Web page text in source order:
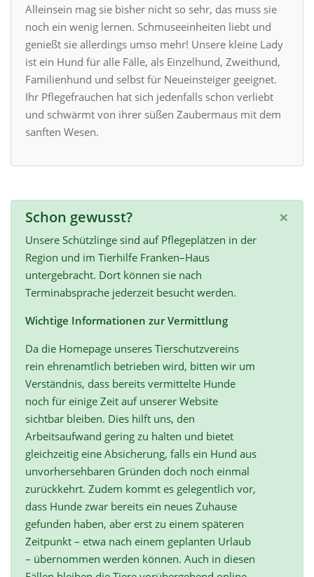
Alleinsein mag sie bisher nicht so sehr, das muss sie
noch ein wenig lernen. Schmuseeinheiten liebt und
genießt sie allerdings umso mehr! Unsere kleine Lady
ist ein Hund für alle Fälle, als Einzelhund, Zweithund,
Familienhund und selbst für Neueinsteiger geeignet.
Ihr Pflegefrauchen hat sich jedenfalls schon verliebt
und schwärmt von ihrer süßen Zaubermaus mit dem
sanften Wesen.
×
Schon gewusst?
Unsere Schützlinge sind auf Pflegeplätzen in der
Region und im Tierhilfe Franken–Haus
untergebracht. Dort können sie nach
Terminabsprache jederzeit besucht werden.
Wichtige Informationen zur Vermittlung
Da die Homepage unseres Tierschutzvereins
rein ehrenamtlich betrieben wird, bitten wir um
Verständnis, dass bereits vermittelte Hunde
noch für einige Zeit auf unserer Website
sichtbar bleiben. Dies hilft uns, den
Arbeitsaufwand gering zu halten und bietet
gleichzeitig eine Absicherung, falls ein Hund aus
unvorhersehbaren Gründen doch noch einmal
zurückkehrt. Zudem kommt es gelegentlich vor,
dass Hunde zwar bereits ein neues Zuhause
gefunden haben, aber erst zu einem späteren
Zeitpunkt – etwa nach einem geplanten Urlaub
– übernommen werden können. Auch in diesen